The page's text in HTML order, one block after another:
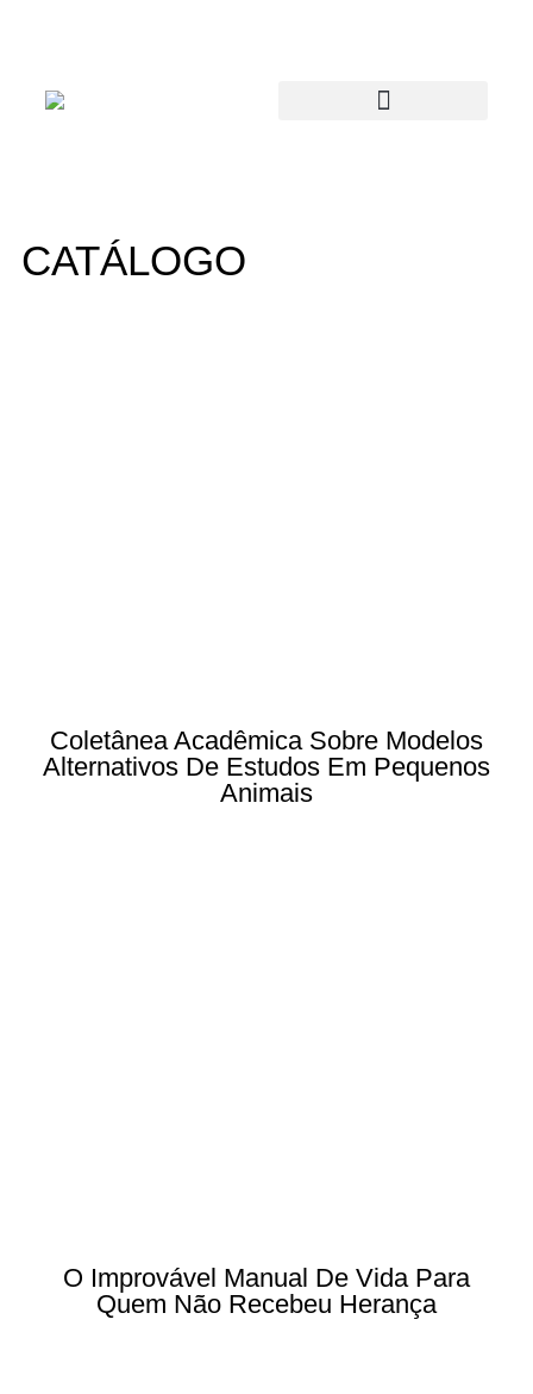
CATÁLOGO
Coletânea Acadêmica Sobre Modelos
Alternativos De Estudos Em Pequenos
Animais
O Improvável Manual De Vida Para
Quem Não Recebeu Herança